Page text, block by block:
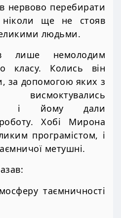
нервово перебирати
ніколи ще не стояв
людьми.
немолодим
класу. Колись він
за допомогою яких з
і йому дали
роботу. Хобі Мирона
програмістом, і
метушні.
таємничності